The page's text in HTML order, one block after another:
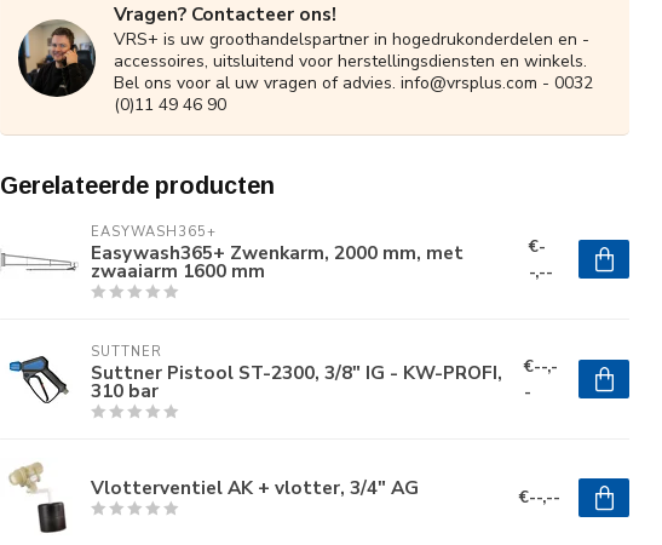
Vragen? Contacteer ons!
VRS+ is uw groothandelspartner in hogedrukonderdelen en -
accessoires, uitsluitend voor herstellingsdiensten en winkels.
Bel ons voor al uw vragen of advies. info@vrsplus.com - 0032
(0)11 49 46 90
Gerelateerde producten
EASYWASH365+
Easywash365+ Zwenkarm, 2000 mm, met
zwaaiarm 1600 mm
€-
-,--
SUTTNER
Suttner Pistool ST-2300, 3/8" IG - KW-PROFI,
310 bar
€--,-
-
Vlotterventiel AK + vlotter, 3/4" AG €--,--